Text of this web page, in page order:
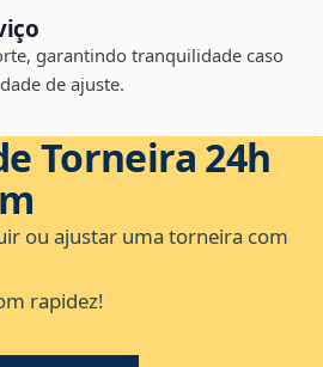
garantindo tranquilidade caso
de ajuste.
Torneira 24h
ou ajustar uma torneira com
rapidez!